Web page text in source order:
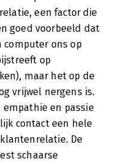
een factor die
goed voorbeeld dat
computer ons op
op
maar het op de
vrijwel nergens is.
empathie en passie
contact een hele
De
schaarse